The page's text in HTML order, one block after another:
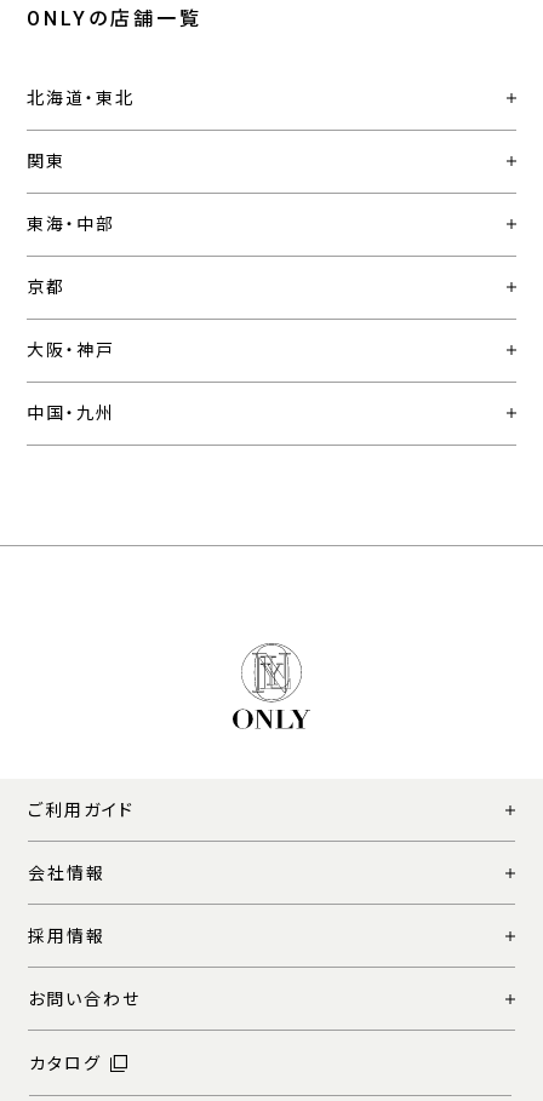
ONLYの店舗一覧
北海道・東北
関東
東海・中部
京都
大阪・神戸
中国・九州
ご利用ガイド
会社情報
採用情報
お問い合わせ
カタログ